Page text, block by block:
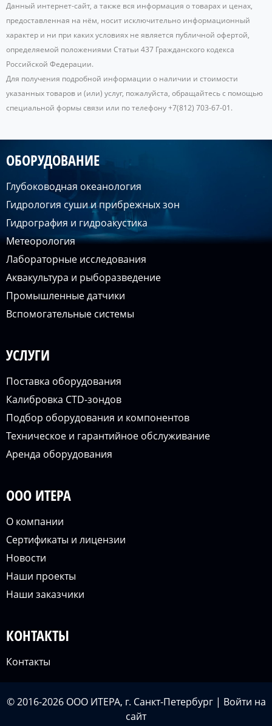
Данный интернет-сайт, а также вся информация о товарах и ценах,
предоставленная на нём, носит исключительно информационный
характер и ни при каких условиях не является публичной офертой,
определяемой положениями Статьи 437 Гражданского кодекса
Российской Федерации.
Для получения подробной информации о наличии и стоимости
указанных товаров и (или) услуг, пожалуйста, обращайтесь с помощью
специальной формы связи или по телефону +7(812) 703-67-01.
ОБОРУДОВАНИЕ
Глубоководная океанология
Гидрология суши и прибрежных зон
Гидрография и гидроакустика
Метеорология
Лабораторные исследования
Аквакультура и рыборазведение
Промышленные датчики
Вспомогательные системы
УСЛУГИ
Поставка оборудования
Калибровка CTD-зондов
Подбор оборудования и компонентов
Техническое и гарантийное обслуживание
Аренда оборудования
ООО ИТЕРА
О компании
Сертификаты и лицензии
Новости
Наши проекты
Наши заказчики
КОНТАКТЫ
Контакты
© 2016-2026 ООО ИТЕРА, г. Санкт-Петербург | Войти на
сайт